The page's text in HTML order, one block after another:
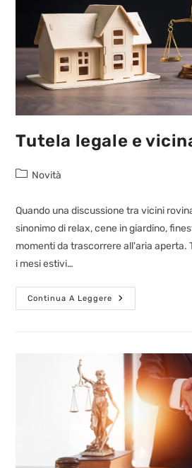
Tutela legale e
Novità
Quando una discussione tra vicini
sinonimo di relax, cene in giardino,
momenti da trascorrere all'aria aperta.
i mesi estivi…
Continua A Leggere